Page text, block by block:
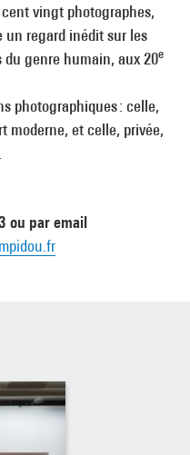
vingt photographes,
un regard inédit sur les
genre humain, aux 20e
photographiques : celle,
moderne, et celle, privée,
ou par email